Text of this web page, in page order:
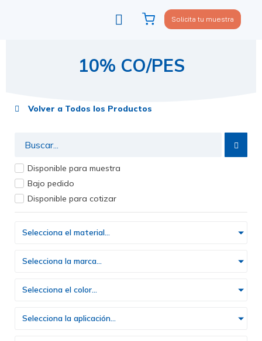
Solicita tu muestra
10% CO/PES
Volver a Todos los Productos
Disponible para muestra
Bajo pedido
Disponible para cotizar
Selecciona el material...
Selecciona la marca...
Selecciona el color...
Selecciona la aplicación...